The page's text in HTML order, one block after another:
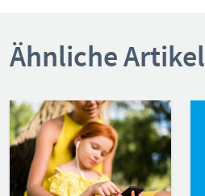
Ähnliche Artikel